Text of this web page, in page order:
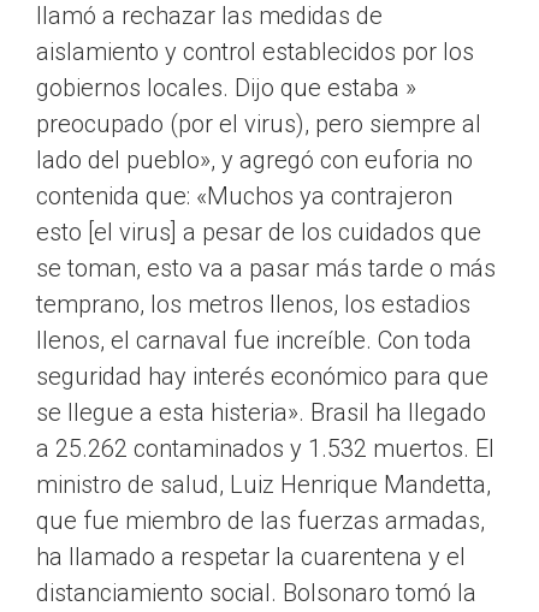
llamó a rechazar las medidas de
aislamiento y control establecidos por los
gobiernos locales. Dijo que estaba »
preocupado (por el virus), pero siempre al
lado del pueblo», y agregó con euforia no
contenida que: «Muchos ya contrajeron
esto [el virus] a pesar de los cuidados que
se toman, esto va a pasar más tarde o más
temprano, los metros llenos, los estadios
llenos, el carnaval fue increíble. Con toda
seguridad hay interés económico para que
se llegue a esta histeria». Brasil ha llegado
a 25.262 contaminados y 1.532 muertos. El
ministro de salud, Luiz Henrique Mandetta,
que fue miembro de las fuerzas armadas,
ha llamado a respetar la cuarentena y el
distanciamiento social. Bolsonaro tomó la